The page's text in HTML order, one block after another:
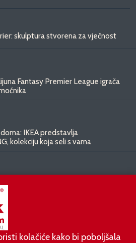
skulptura stvorena za vječnost
Fantasy Premier League igrača
IKEA predstavlja
kolekciju koja seli s vama
luksuznu limuzinu veću od
S-klase, obećava domet do 1.000
kolačiće kako bi poboljšala